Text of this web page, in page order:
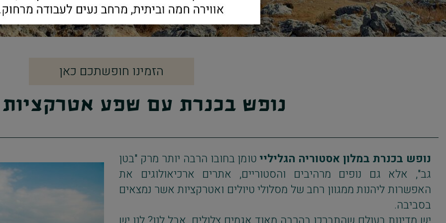
הזמינו חופשתכם כאן
נופש בכנרת עם שפע
נופש בכנרת במלון אסטוריה הגליליי טומן בחובו הרבה יותר מרק "בטן
גב", אלא גם נופים מרהיבים והסטוריים, אתרים ארכיאולוגים את
האפשרות ליהנות ממגוון רחב של מסלולי טיולים ואטרקציות אשר נמצאים
בסביבה.